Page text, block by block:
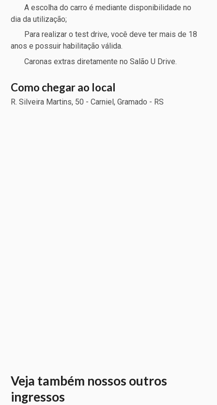
A escolha do carro é mediante disponibilidade no
dia da utilização;
Para realizar o test drive, você deve ter mais de 18
anos e possuir habilitação válida.
Caronas extras diretamente no Salão U Drive.
Como chegar ao local
R. Silveira Martins, 50 - Carniel, Gramado - RS
Veja também nossos outros
ingressos